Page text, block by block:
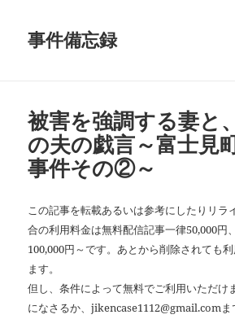
事件備忘録
被害を強調する妻と
の夫の戯言～富士見
事件その②～
この記事を転載あるいは参考にしたりリラ
合の利用料金は無料配信記事一律50,000円
100,000円～です。あとから削除されても
ます。
但し、条件によって無料でご利用いただけ
になさるか、jikencase1112@gmail.comま